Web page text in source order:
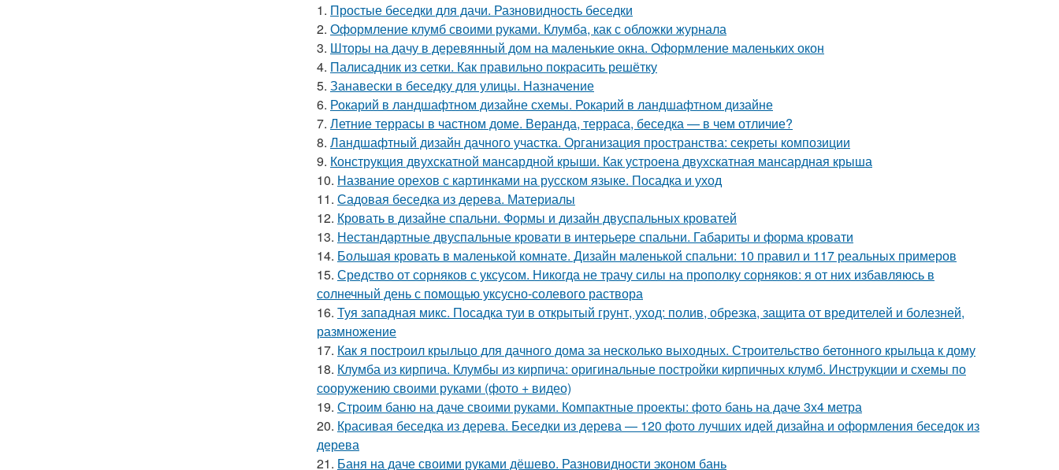
1. Простые беседки для дачи. Разновидность беседки
2. Оформление клумб своими руками. Клумба, как с обложки журнала
3. Шторы на дачу в деревянный дом на маленькие окна. Оформление маленьких окон
4. Палисадник из сетки. Как правильно покрасить решётку
5. Занавески в беседку для улицы. Назначение
6. Рокарий в ландшафтном дизайне схемы. Рокарий в ландшафтном дизайне
7. Летние террасы в частном доме. Веранда, терраса, беседка — в чем отличие?
8. Ландшафтный дизайн дачного участка. Организация пространства: секреты композиции
9. Конструкция двухскатной мансардной крыши. Как устроена двухскатная мансардная крыша
10. Название орехов с картинками на русском языке. Посадка и уход
11. Садовая беседка из дерева. Материалы
12. Кровать в дизайне спальни. Формы и дизайн двуспальных кроватей
13. Нестандартные двуспальные кровати в интерьере спальни. Габариты и форма кровати
14. Большая кровать в маленькой комнате. Дизайн маленькой спальни: 10 правил и 117 реальных примеров
15. Средство от сорняков с уксусом. Никогда не трачу силы на прополку сорняков: я от них избавляюсь в
солнечный день с помощью уксусно-солевого раствора
16. Туя западная микс. Посадка туи в открытый грунт, уход: полив, обрезка, защита от вредителей и болезней,
размножение
17. Как я построил крыльцо для дачного дома за несколько выходных. Строительство бетонного крыльца к дому
18. Клумба из кирпича. Клумбы из кирпича: оригинальные постройки кирпичных клумб. Инструкции и схемы по
сооружению своими руками (фото + видео)
19. Строим баню на даче своими руками. Компактные проекты: фото бань на даче 3х4 метра
20. Красивая беседка из дерева. Беседки из дерева — 120 фото лучших идей дизайна и оформления беседок из
дерева
21. Баня на даче своими руками дёшево. Разновидности эконом бань